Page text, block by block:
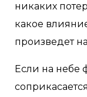
никаких
какое
произведет
Если на небе